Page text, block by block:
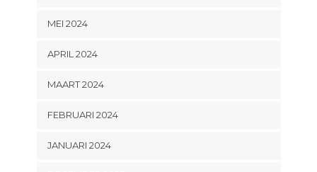
MEI 2024
APRIL 2024
MAART 2024
FEBRUARI 2024
JANUARI 2024